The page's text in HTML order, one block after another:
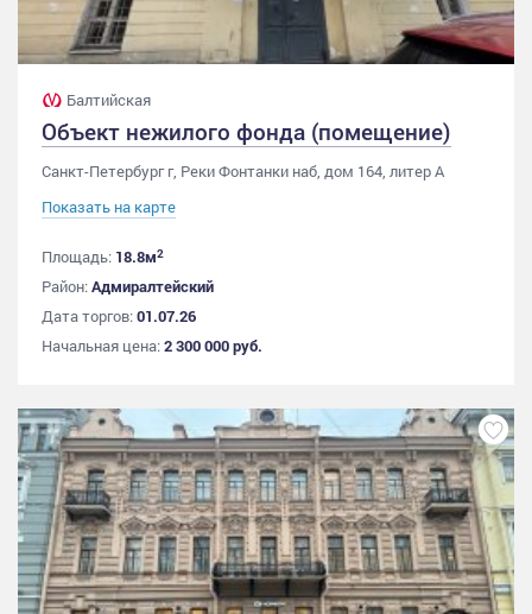
Балтийская
Объект нежилого фонда (помещение)
Санкт-Петербург г, Реки Фонтанки наб, дом 164, литер А
Показать на карте
Площадь: 18.8м2
Район:Адмиралтейский
Дата торгов:01.07.26
Начальная цена:2 300 000 руб.